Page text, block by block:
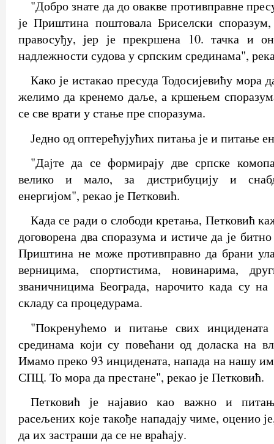
"Добро знате да до овакве противправне
је Приштина поштовала Бриселски
правосуђу, јер је прекршена 10. тачка и
надлежности судова у српским срединама",
Како је истакао пресуда Тодосијевићу мора
желимо да кренемо даље, а кршењем
се све врати у стање пре споразума.
Једно од оптерећујућих питања је и питање
"Дајте да се формирају две српске
велико и мало, за дистрибуцију и
енергијом", рекао је Петковић.
Када се ради о слободи кретања, Петковић
договорена два споразума и истиче да је
Приштина не може противправно да брани
верницима, спортистима, новинарима,
званичницима Београда, нарочито када су
складу са процедурама.
"Покренућемо и питање свих
срединама који су повећани од доласка на
Имамо преко 93 инцидената, напада на нашу
СПЦ. То мора да престане", рекао је Петковић.
Петковић је најавио као важно и
расељених које такође нападају чиме, оценио
да их застраши да се не враћају.